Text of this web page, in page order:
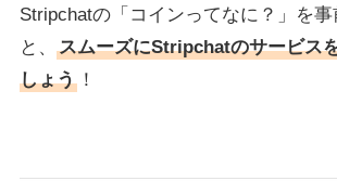
Stripchatの「コインってなに？」を事
と、
スムーズにStripchatのサービス
しょう！